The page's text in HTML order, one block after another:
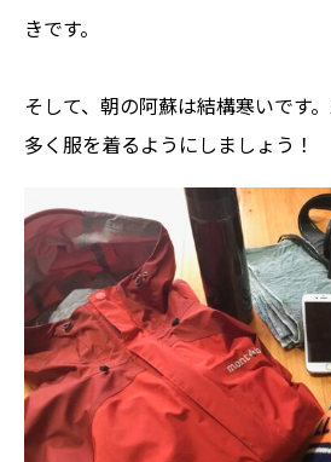
きです。
そして、朝の阿蘇は結構寒いです
多く服を着るようにしましょう！